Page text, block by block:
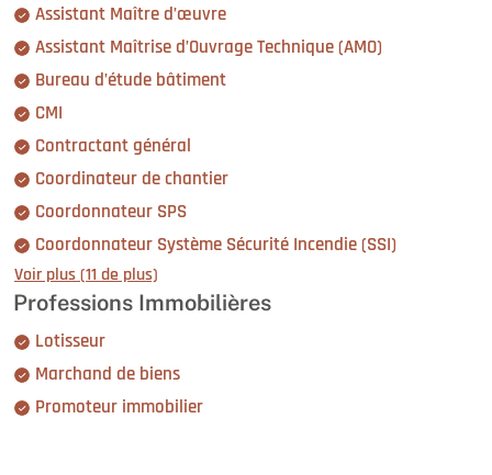
Assistant Maître d’œuvre
Assistant Maîtrise d’Ouvrage Technique (AMO)
Bureau d’étude bâtiment
CMI
Contractant général
Coordinateur de chantier
Coordonnateur SPS
Coordonnateur Système Sécurité Incendie (SSI)
Voir plus (11 de plus)
Professions Immobilières
Lotisseur
Marchand de biens
Promoteur immobilier